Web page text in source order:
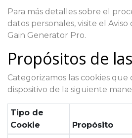
Para más detalles sobre el
datos personales, visite el
Gain Generator Pro.
Propósitos de
Categorizamos las cookies que
dispositivo de la siguiente
Tipo de
Cookie
Propósito